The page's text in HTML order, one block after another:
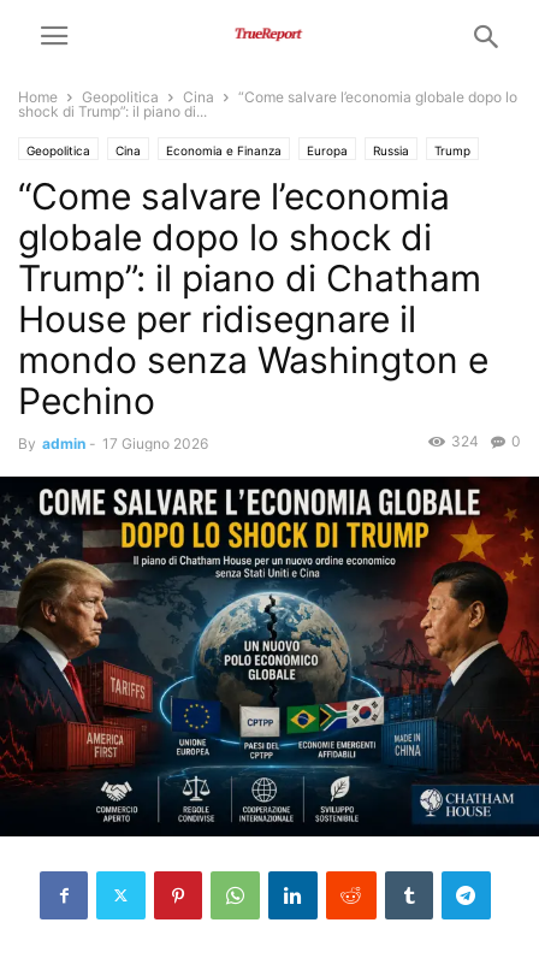
Home Geopolitica Cina
“Come salvare l’economia globale dopo lo
shock di Trump”: il piano di...
Geopolitica Cina Economia e Finanza Europa Russia Trump
USA
“Come salvare l’economia
globale dopo lo shock di
Trump”: il piano di Chatham
House per ridisegnare il
mondo senza Washington e
Pechino
By admin - 17 Giugno 2026 0
324